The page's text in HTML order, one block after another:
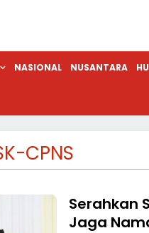
NASIONAL NUSANTARA
CPNS
Serahkan
Jaga